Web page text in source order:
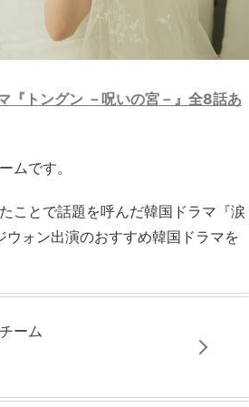
『トングン －呪いの宮－』全8話あ
ムです。
ことで話題を呼んだ韓国ドラマ『涙
ォン出演のおすすめ韓国ドラマを
ーム